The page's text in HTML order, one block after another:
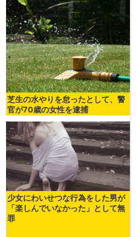
芝生の水やりを怠ったとして、警
官が70歳の女性を逮捕
少女にわいせつな行為をした男が
「楽しんでいなかった」として無
罪